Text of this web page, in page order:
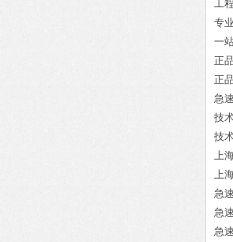
工
专
一
正
正
急
技
技
上
上
急
急
急